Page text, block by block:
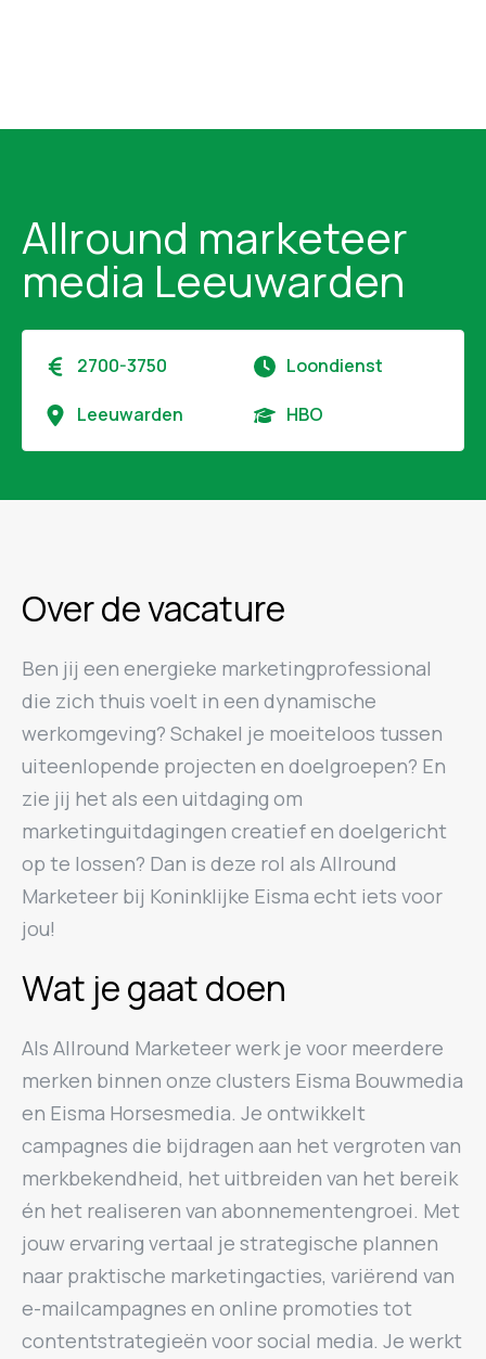
Allround marketeer
media Leeuwarden
2700-3750 Loondienst
Leeuwarden HBO
Over de vacature
Ben jij een energieke marketingprofessional
die zich thuis voelt in een dynamische
werkomgeving? Schakel je moeiteloos tussen
uiteenlopende projecten en doelgroepen? En
zie jij het als een uitdaging om
marketinguitdagingen creatief en doelgericht
op te lossen? Dan is deze rol als Allround
Marketeer bij Koninklijke Eisma echt iets voor
jou!
Wat je gaat doen
Als Allround Marketeer werk je voor meerdere
merken binnen onze clusters Eisma Bouwmedia
en Eisma Horsesmedia. Je ontwikkelt
campagnes die bijdragen aan het vergroten van
merkbekendheid, het uitbreiden van het bereik
én het realiseren van abonnementengroei. Met
jouw ervaring vertaal je strategische plannen
naar praktische marketingacties, variërend van
e-mailcampagnes en online promoties tot
contentstrategieën voor social media. Je werkt